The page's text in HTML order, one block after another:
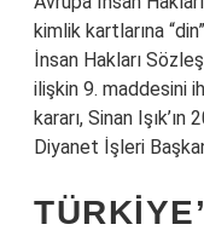
kimlik kartlarına
İnsan Hakları
ilişkin 9. maddesini
kararı, Sinan
Diyanet İşleri